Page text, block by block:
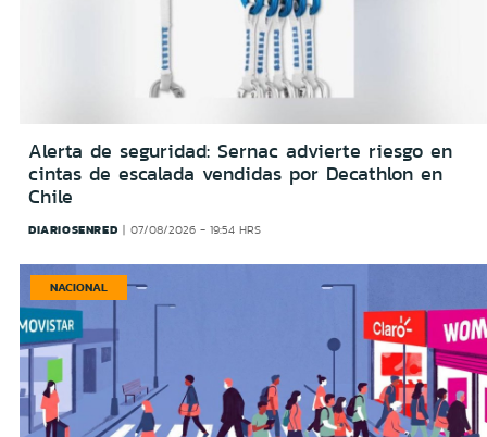
Alerta de seguridad: Sernac advierte riesgo en
cintas de escalada vendidas por Decathlon en
Chile
DIARIOSENRED 07/08/2026 - 19:54 HRS
NACIONAL